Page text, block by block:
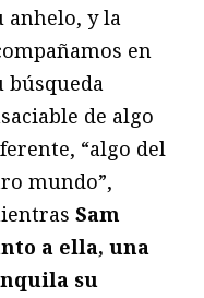
anhelo, y la
en
búsqueda
de algo
“algo del
mundo”,
Sam
a ella, una
su